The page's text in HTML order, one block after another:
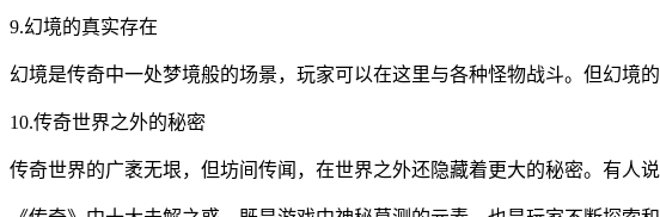
9.幻境的真实存在
幻境是传奇中一处梦境般的场景，玩家可以在这里与各种怪物战斗。但幻境
10.传奇世界之外的秘密
传奇世界的广袤无垠，但坊间传闻，在世界之外还隐藏着更大的秘密。有人